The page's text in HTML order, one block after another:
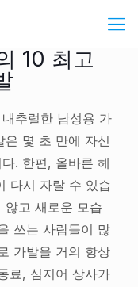
10 최고
추럴한 남성용 가
은 몇 초 만에 자신
. 한편, 올바른 헤
다시 자랄 수 있습
않고 새로운 모습
쓰는 사람들이 많
가발을 거의 항상
료, 심지어 상사가